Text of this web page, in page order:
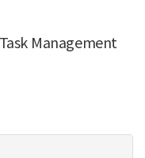
Management